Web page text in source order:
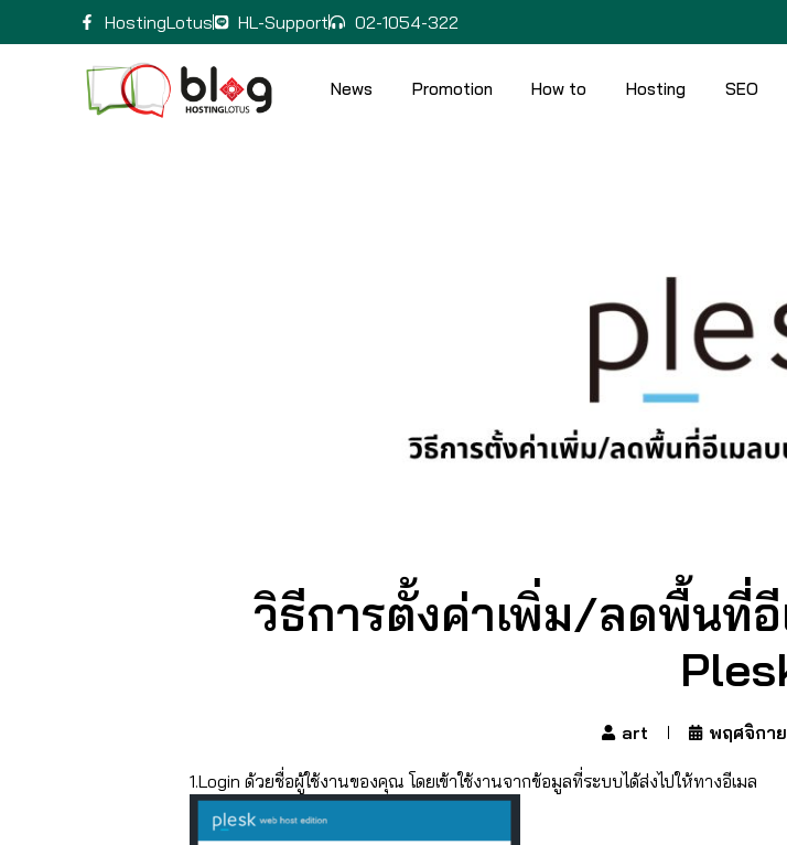
HostingLotus HL-Support 02-1054-322
News Promotion How to Hosting SEO
วิธีการตั้งค่าเพิ่ม/ลดพื้นที่
art พฤศจิกา
1.Login ด้วยชื่อผู้ใช้งานของคุณ โดยเข้าใช้งานจากข้อมูลที่ระบบได้ส่งไปให้ทางอีเมล